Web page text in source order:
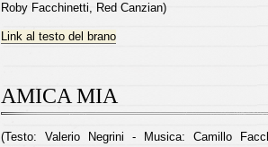
Roby Facchinetti, Red Canzian)
Link al testo del brano
AMICA MIA
(Testo: Valerio Negrini - Musica: Camillo